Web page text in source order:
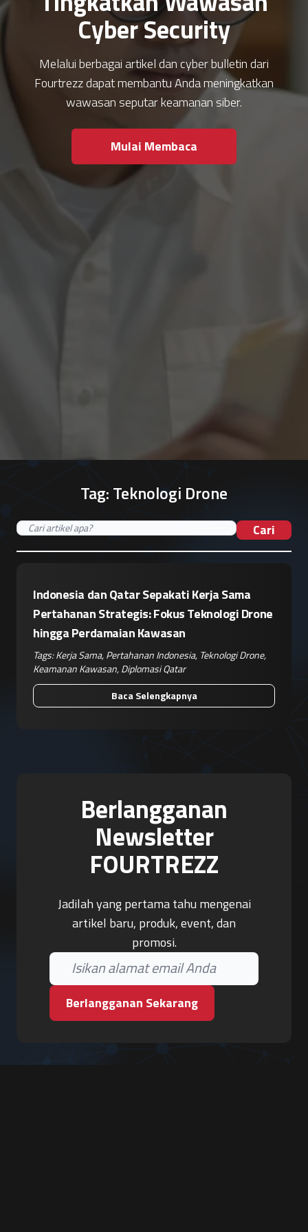
Cyber Security
Melalui berbagai artikel dan cyber bulletin dari
Fourtrezz dapat membantu Anda meningkatkan
wawasan seputar keamanan siber.
Mulai Membaca
Tag:Teknologi Drone
Cari
Indonesia dan Qatar Sepakati Kerja Sama
Pertahanan Strategis: Fokus Teknologi Drone
hingga Perdamaian Kawasan
Tags:Kerja Sama,Pertahanan Indonesia, Teknologi Drone,
Keamanan Kawasan,Diplomasi Qatar
Baca Selengkapnya
Berlangganan
Newsletter
FOURTREZZ
Jadilah yang pertama tahu mengenai
artikel baru, produk, event, dan
promosi.
Berlangganan Sekarang